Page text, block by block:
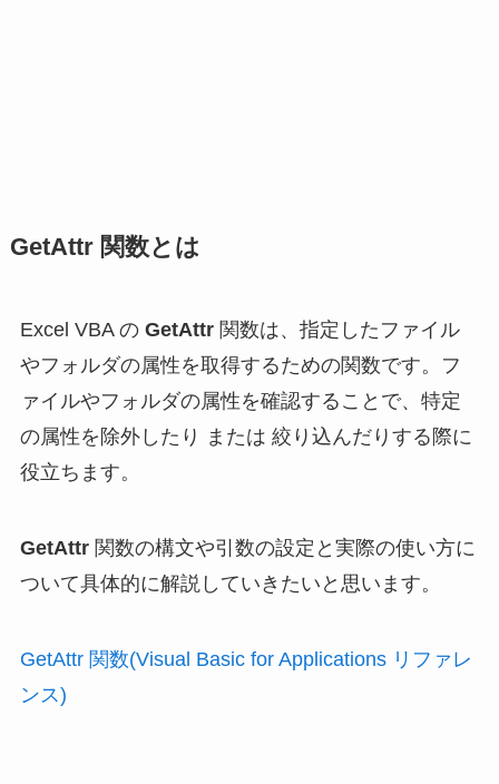
GetAttr 関数とは
Excel VBA の GetAttr関数は、指定したファイル
やフォルダの属性を取得するための関数です。フ
ァイルやフォルダの属性を確認することで、特定
の属性を除外したり または 絞り込んだりする際に
役立ちます。
GetAttr関数の構文や引数の設定と実際の使い方に
ついて具体的に解説していきたいと思います。
GetAttr 関数(Visual Basic for Applications リファレ
ンス)